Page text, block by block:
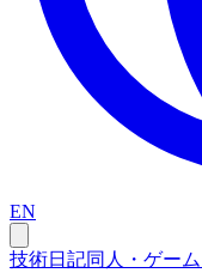
EN
技術日記同人・ゲーム